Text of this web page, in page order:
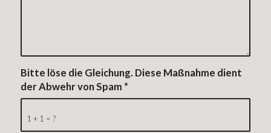
1 + 1 = ?
Bitte löse die Gleichung. Diese Maßnahme dient
der Abwehr von Spam *